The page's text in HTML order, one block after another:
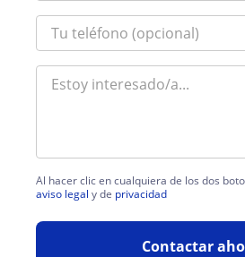
Al hacer clic en cualquiera de los dos
aviso legal y de privacidad
Contactar